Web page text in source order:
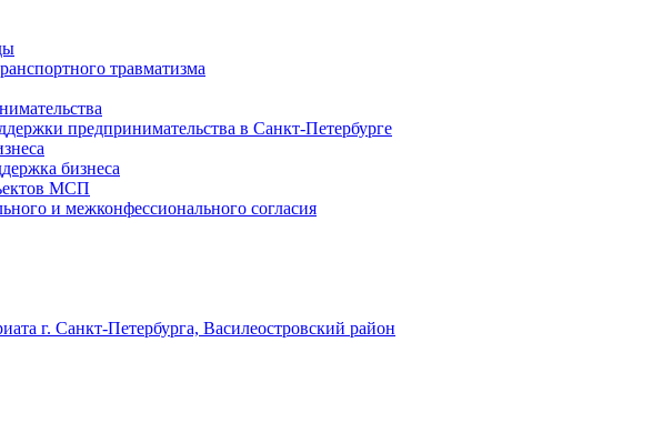
травматизма
предпринимательства в Санкт-Петербурге
бизнеса
МСП
и межконфессионального согласия
г. Санкт-Петербурга, Василеостровский район